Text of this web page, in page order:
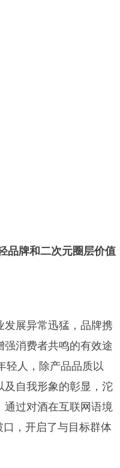
品牌和二次元圈层价值
发展异常迅猛，品牌携
强消费者共鸣的有效途
轻人，除产品品质以
及自我形象的彰显，沱
通过对酒在互联网语境
口，开启了与目标群体